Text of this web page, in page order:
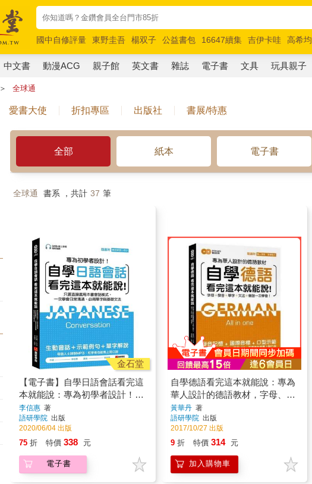
國中自修評量 東野圭吾 楊双子 公益書包 16647續集 吉伊卡哇 高希均
唯紅花綻放
奧德賽 路邊攤新作 馬斯克 玩具總動員5 超慢跑
中文書 動漫ACG 親子館 英文書 雜誌 電子書 文具 玩具親子
＞ 全球通
愛書大使 折扣專區 出版社 書展/特惠
全部 紙本 電子書
全球通 書系 ，共計 37 筆
金石堂
【電子書】自學日語會話看完這
本就能說：專為初學者設計！只
要直接套用本書會話模式，一次
學會日常溝通、必背單字與基礎
文法
李信惠 著
語研學院 出版
2020/06/04 出版
75 折 特價 338 元
電子書
自學德語看完這本就能說：專為
華人設計的德語教材，字母、發
音、單字、文法、會話一次學會
(附DVD＋MP3)
黃華丹著
語研學院 出版
2017/10/27 出版
9 折 特價 314 元
加入購物車